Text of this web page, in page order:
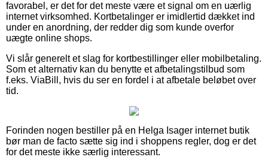
favorabel, er det for det meste være et signal om en uærlig
internet virksomhed. Kortbetalinger er imidlertid dækket ind
under en anordning, der redder dig som kunde overfor
uægte online shops.
Vi slår generelt et slag for kortbestillinger eller mobilbetaling.
Som et alternativ kan du benytte et afbetalingstilbud som
f.eks. ViaBill, hvis du ser en fordel i at afbetale beløbet over
tid.
Forinden nogen bestiller på en Helga Isager internet butik
bør man de facto sætte sig ind i shoppens regler, dog er det
for det meste ikke særlig interessant.